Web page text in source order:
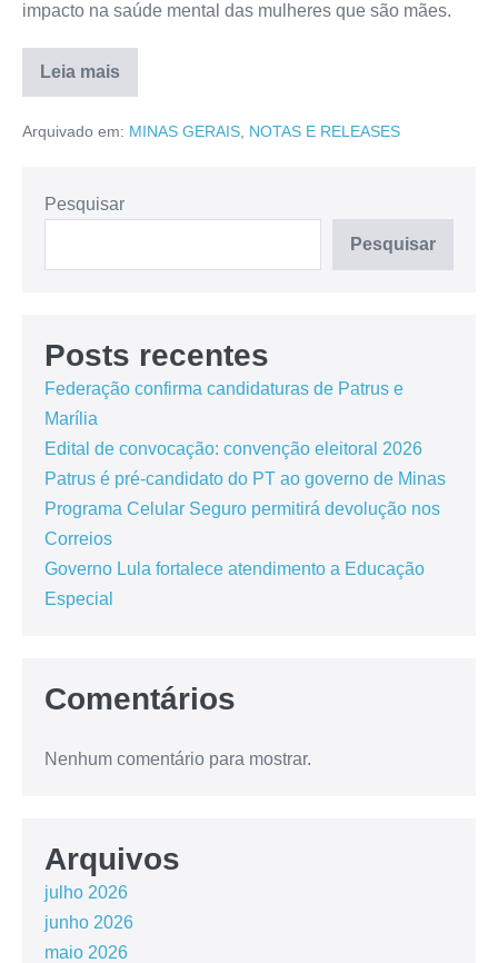
impacto na saúde mental das mulheres que são mães.
Leia mais
Arquivado em: MINAS GERAIS, NOTAS E RELEASES
Pesquisar
Pesquisar
Posts recentes
Federação confirma candidaturas de Patrus e
Marília
Edital de convocação: convenção eleitoral 2026
Patrus é pré-candidato do PT ao governo de Minas
Programa Celular Seguro permitirá devolução nos
Correios
Governo Lula fortalece atendimento a Educação
Especial
Comentários
Nenhum comentário para mostrar.
Arquivos
julho 2026
junho 2026
maio 2026